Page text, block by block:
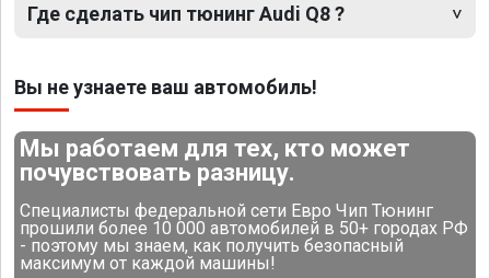
Где сделать чип тюнинг Audi Q8 ?
Вы не узнаете ваш автомобиль!
Мы работаем для тех, кто может
почувствовать разницу.
Специалисты федеральной сети Евро Чип Тюнинг
прошили более 10 000 автомобилей в 50+ городах РФ
- поэтому мы знаем, как получить безопасный
максимум от каждой машины!